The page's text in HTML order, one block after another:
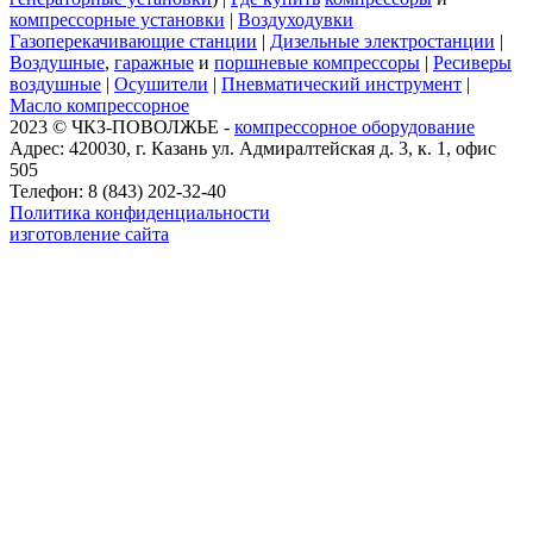
компрессорные установки | Воздуходувки
Газоперекачивающие станции | Дизельные электростанции |
Воздушные, гаражные и поршневые компрессоры | Ресиверы
воздушные | Осушители | Пневматический инструмент |
Масло компрессорное
2023 © ЧКЗ-ПОВОЛЖЬЕ - компрессорное оборудование
Адрес: 420030, г. Казань ул. Адмиралтейская д. 3, к. 1, офис
505
Телефон: 8 (843) 202-32-40
Политика конфиденциальности
изготовление сайта